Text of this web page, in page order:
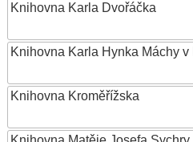
Knihovna Karla Dvořáčka
Knihovna Karla Hynka Máchy v
Knihovna Kroměřížska